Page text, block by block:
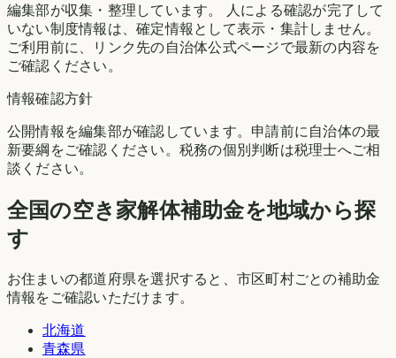
編集部が収集・整理しています。 人による確認が完了して
いない制度情報は、確定情報として表示・集計しません。
ご利用前に、リンク先の自治体公式ページで最新の内容を
ご確認ください。
情報確認方針
公開情報を編集部が確認しています。申請前に自治体の最
新要綱をご確認ください。税務の個別判断は税理士へご相
談ください。
全国の空き家解体補助金を地域から探
す
お住まいの都道府県を選択すると、市区町村ごとの補助金
情報をご確認いただけます。
北海道
青森県